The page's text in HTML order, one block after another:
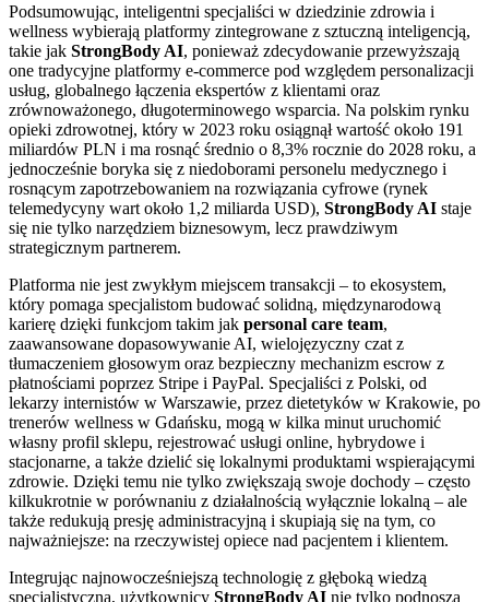
Podsumowując, inteligentni specjaliści w dziedzinie zdrowia i
wellness wybierają platformy zintegrowane z sztuczną inteligencją,
takie jak StrongBody AI, ponieważ zdecydowanie przewyższają
one tradycyjne platformy e-commerce pod względem personalizacji
usług, globalnego łączenia ekspertów z klientami oraz
zrównoważonego, długoterminowego wsparcia. Na polskim rynku
opieki zdrowotnej, który w 2023 roku osiągnął wartość około 191
miliardów PLN i ma rosnąć średnio o 8,3% rocznie do 2028 roku, a
jednocześnie boryka się z niedoborami personelu medycznego i
rosnącym zapotrzebowaniem na rozwiązania cyfrowe (rynek
telemedycyny wart około 1,2 miliarda USD), StrongBody AI staje
się nie tylko narzędziem biznesowym, lecz prawdziwym
strategicznym partnerem.
Platforma nie jest zwykłym miejscem transakcji – to ekosystem,
który pomaga specjalistom budować solidną, międzynarodową
karierę dzięki funkcjom takim jak personal care team,
zaawansowane dopasowywanie AI, wielojęzyczny czat z
tłumaczeniem głosowym oraz bezpieczny mechanizm escrow z
płatnościami poprzez Stripe i PayPal. Specjaliści z Polski, od
lekarzy internistów w Warszawie, przez dietetyków w Krakowie, po
trenerów wellness w Gdańsku, mogą w kilka minut uruchomić
własny profil sklepu, rejestrować usługi online, hybrydowe i
stacjonarne, a także dzielić się lokalnymi produktami wspierającymi
zdrowie. Dzięki temu nie tylko zwiększają swoje dochody – często
kilkukrotnie w porównaniu z działalnością wyłącznie lokalną – ale
także redukują presję administracyjną i skupiają się na tym, co
najważniejsze: na rzeczywistej opiece nad pacjentem i klientem.
Integrując najnowocześniejszą technologię z głęboką wiedzą
specjalistyczną, użytkownicy StrongBody AI nie tylko podnoszą